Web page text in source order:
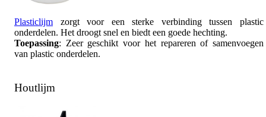
Plasticlijm zorgt voor een sterke verbinding tussen plastic
onderdelen. Het droogt snel en biedt een goede hechting.
Toepassing: Zeer geschikt voor het repareren of samenvoegen
van plastic onderdelen.
Houtlijm